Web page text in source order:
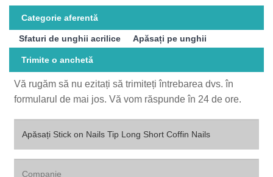
Categorie aferentă
Sfaturi de unghii acrilice Apăsați pe unghii
Trimite o anchetă
Vă rugăm să nu ezitați să trimiteți întrebarea dvs. în
formularul de mai jos. Vă vom răspunde în 24 de ore.